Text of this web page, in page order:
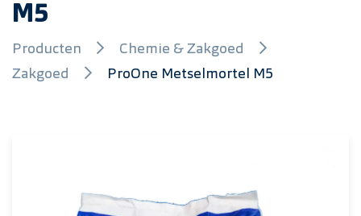
M5
Producten
Chemie & Zakgoed
Zakgoed
ProOne Metselmortel M5